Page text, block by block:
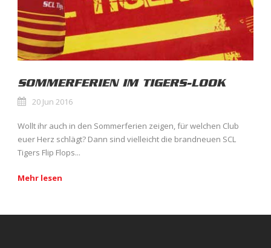
SOMMERFERIEN IM TIGERS-LOOK
20 Jun 2016
Wollt ihr auch in den Sommerferien zeigen, für welchen Club
euer Herz schlägt? Dann sind vielleicht die brandneuen SCL
Tigers Flip Flops...
Mehr lesen